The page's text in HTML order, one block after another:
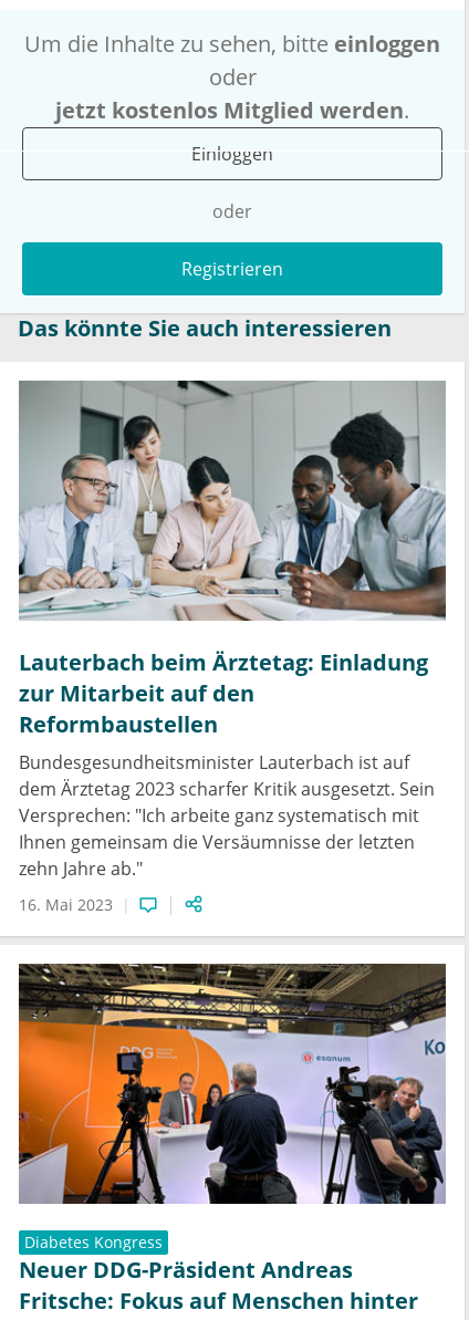
Um die Inhalte zu sehen, bitte einloggen
oder
jetzt kostenlos Mitglied werden.
Einloggen
oder
Registrieren
Das könnte Sie auch interessieren
Lauterbach beim Ärztetag: Einladung
zur Mitarbeit auf den
Reformbaustellen
Bundesgesundheitsminister Lauterbach ist auf
dem Ärztetag 2023 scharfer Kritik ausgesetzt. Sein
Versprechen: "Ich arbeite ganz systematisch mit
Ihnen gemeinsam die Versäumnisse der letzten
zehn Jahre ab."
16. Mai 2023
Diabetes Kongress
Neuer DDG-Präsident Andreas
Fritsche: Fokus auf Menschen hinter